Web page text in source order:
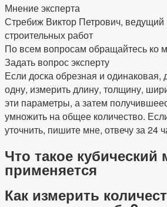
Мнение эксперта
Стребиж Виктор Петрович, ведущий
строительных работ
По всем вопросам обращайтесь ко
Задать вопрос эксперту
Если доска обрезная и одинаковая,
одну, измерить длину, толщину,
эти параметры, а затем
умножить на общее количество.
уточнить, пишите мне, отвечу за 24
Что такое кубический
применяется
Как измерить